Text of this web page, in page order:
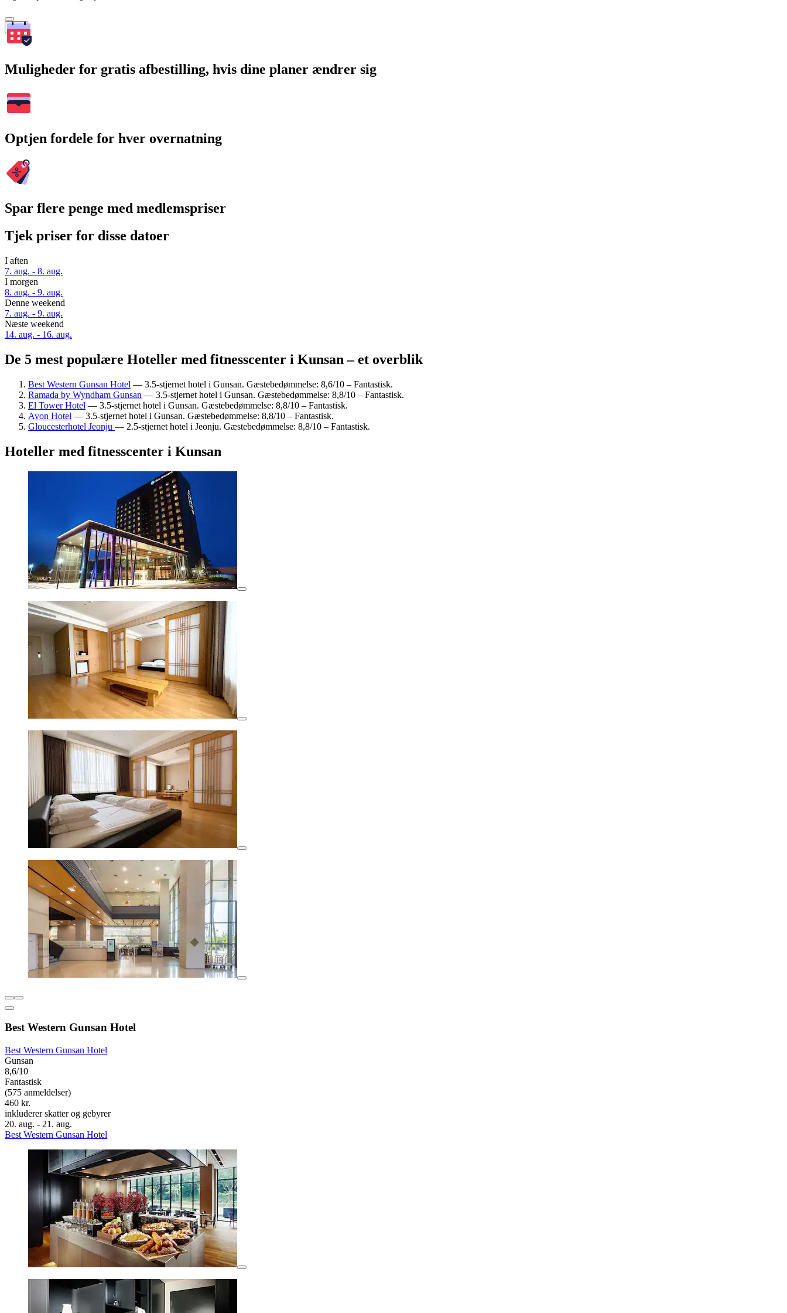
Søg
Muligheder for gratis afbestilling, hvis dine planer ændrer sig
Optjen fordele for hver overnatning
Spar flere penge med medlemspriser
Tjek priser for disse datoer
I aften
7. aug. - 8. aug.
I morgen
8. aug. - 9. aug.
Denne weekend
7. aug. - 9. aug.
Næste weekend
14. aug. - 16. aug.
De 5 mest populære Hoteller med fitnesscenter i Kunsan – et overblik
Best Western Gunsan Hotel — 3.5-stjernet hotel i Gunsan. Gæstebedømmelse: 8,6/10 – Fantastisk.
Ramada by Wyndham Gunsan — 3.5-stjernet hotel i Gunsan. Gæstebedømmelse: 8,8/10 – Fantastisk.
El Tower Hotel — 3.5-stjernet hotel i Gunsan. Gæstebedømmelse: 8,8/10 – Fantastisk.
Avon Hotel — 3.5-stjernet hotel i Gunsan. Gæstebedømmelse: 8,8/10 – Fantastisk.
Gloucesterhotel Jeonju — 2.5-stjernet hotel i Jeonju. Gæstebedømmelse: 8,8/10 – Fantastisk.
Hoteller med fitnesscenter i Kunsan
Best Western Gunsan Hotel
Best Western Gunsan Hotel
Gunsan
8,6/10
Fantastisk
(575 anmeldelser)
460 kr.
inkluderer skatter og gebyrer
20. aug. - 21. aug.
Best Western Gunsan Hotel